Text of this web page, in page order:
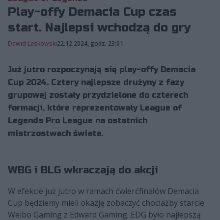
Play-offy Demacia Cup czas
start. Najlepsi wchodzą do gry
Dawid Laskowski22.12.2024, godz. 23:01
Już jutro rozpoczynają się play-offy Demacia
Cup 2024. Cztery najlepsze drużyny z fazy
grupowej zostały przydzielone do czterech
formacji, które reprezentowały League of
Legends Pro League na ostatnich
mistrzostwach świata.
WBG i BLG wkraczają do akcji
W efekcie już jutro w ramach ćwierćfinałów Demacia
Cup będziemy mieli okazję zobaczyć chociażby starcie
Weibo Gaming z Edward Gaming. EDG było najlepszą